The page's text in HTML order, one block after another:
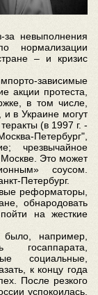
за невыполнения
нормализации
– и кризис
зависимые
акции протеста,
в том числе,
и в Украине могут
(в 1997 г. -
Петербург",
чрезвычайное
Это может
соусом.
Петербург.
реформаторы,
обнародовать
на жесткие
например,
госаппарата,
социальные,
к концу года
После резкого
успокоилась.